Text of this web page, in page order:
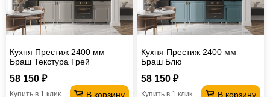
Кухня Престиж 2400 мм
Браш Текстура Грей
58 150 ₽
В корзину
Купить в 1 клик
Кухня Престиж 2400 мм
Браш Блю
58 150 ₽
В корзину
Купить в 1 клик